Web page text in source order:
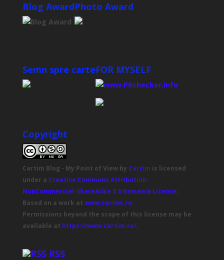
Blog AwardPhoto Award
Semn spre carteFOR MYSELF
Copyright
Cartim Blog - My Point of Viewby Caritm is licensed
under a Creative Commons Attribution-
NonCommercial-ShareAlike 3.0 Romania License.
Based on a work at www.cartim.ro.
Permissions beyond the scope of this license may be
available at https://www.cartim.ro/.
RSS